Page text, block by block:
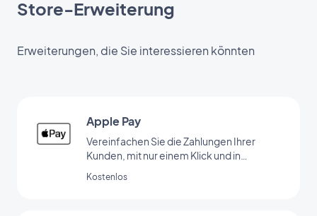
Store-Erweiterung
Erweiterungen, die Sie interessieren könnten
Apple Pay
Vereinfachen Sie die Zahlungen Ihrer
Kunden, mit nur einem Klick und in
Kostenlos